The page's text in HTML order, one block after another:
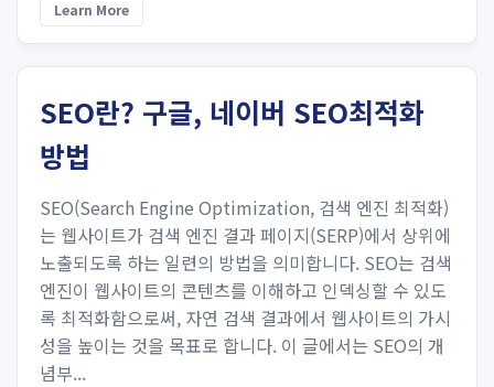
Learn More
SEO란? 구글, 네이버 SEO최적화
방법
SEO(Search Engine Optimization, 검색 엔진 최적화)
는 웹사이트가 검색 엔진 결과 페이지(SERP)에서 상위에
노출되도록 하는 일련의 방법을 의미합니다. SEO는 검색
엔진이 웹사이트의 콘텐츠를 이해하고 인덱싱할 수 있도
록 최적화함으로써, 자연 검색 결과에서 웹사이트의 가시
성을 높이는 것을 목표로 합니다. 이 글에서는 SEO의 개
념부...